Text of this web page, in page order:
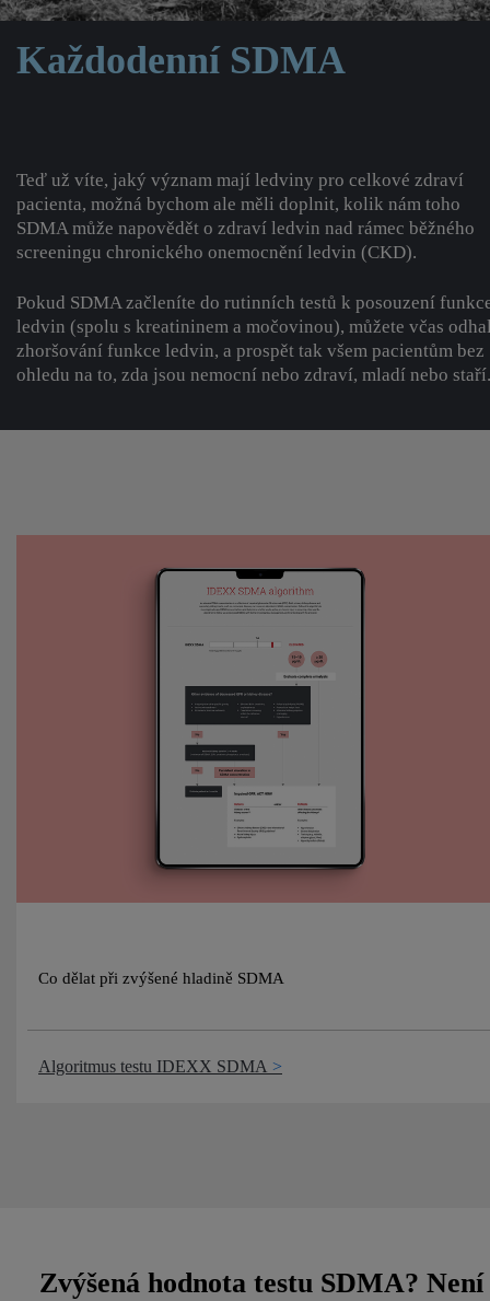
Každodenní SDMA
Teď už víte, jaký význam mají ledviny pro celkové zdraví
pacienta, možná bychom ale měli doplnit, kolik nám toho
SDMA může napovědět o zdraví ledvin nad rámec běžného
screeningu chronického onemocnění ledvin (CKD).
Pokud SDMA začleníte do rutinních testů k posouzení
ledvin (spolu s kreatininem a močovinou), můžete včas
zhoršování funkce ledvin, a prospět tak všem pacientům bez
ohledu na to, zda jsou nemocní nebo zdraví, mladí nebo staří.
Co dělat při zvýšené hladině SDMA
Algoritmus testu IDEXX SDMA
Zvýšená hodnota testu SDMA? Není